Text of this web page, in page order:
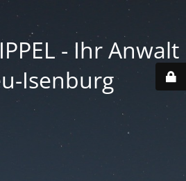
- Ihr Anwalt
Isenburg